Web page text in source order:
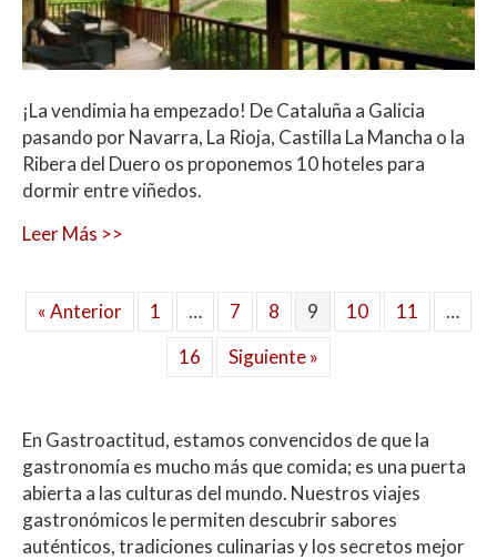
¡La vendimia ha empezado! De Cataluña a Galicia
pasando por Navarra, La Rioja, Castilla La Mancha o la
Ribera del Duero os proponemos 10 hoteles para
dormir entre viñedos.
Leer Más >>
« Anterior 1 … 7 8 9 10 11
…
16
Siguiente »
En Gastroactitud, estamos convencidos de que la
gastronomía es mucho más que comida; es una puerta
abierta a las culturas del mundo. Nuestros viajes
gastronómicos le permiten descubrir sabores
auténticos, tradiciones culinarias y los secretos mejor